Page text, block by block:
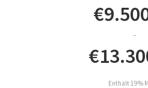
€
–
€
Enthält 19%